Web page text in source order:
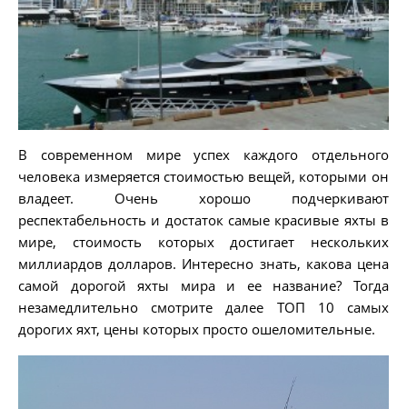
В современном мире успех каждого отдельного
человека измеряется стоимостью вещей, которыми он
владеет. Очень хорошо подчеркивают
респектабельность и достаток самые красивые яхты в
мире, стоимость которых достигает нескольких
миллиардов долларов. Интересно знать, какова цена
самой дорогой яхты мира и ее название? Тогда
незамедлительно смотрите далее ТОП 10 самых
дорогих яхт, цены которых просто ошеломительные.